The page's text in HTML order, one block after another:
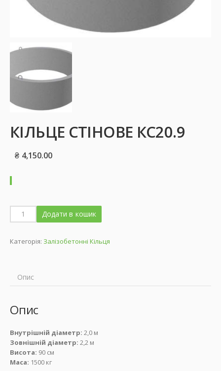
КІЛЬЦЕ СТІНОВЕ КС20.9
₴ 4,150.00
Додати в кошик
Категорія: Залізобетонні Кільця
Опис
Опис
Внутрішній діаметр: 2,0 м
Зовнішній діаметр: 2,2 м
Висота: 90 см
Маса: 1500 кг